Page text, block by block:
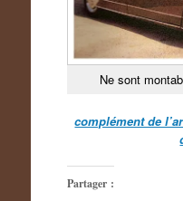
Ne sont
complément de
Partager :